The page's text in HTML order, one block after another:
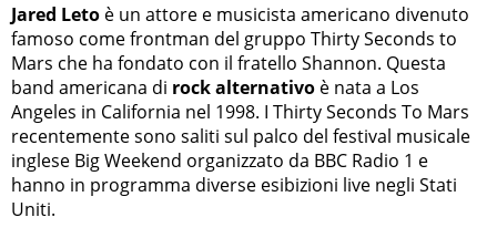
Jared Leto è un attore e musicista americano divenuto
famoso come frontman del gruppo Thirty Seconds to
Mars che ha fondato con il fratello Shannon. Questa
band americana di rock alternativo è nata a Los
Angeles in California nel 1998. I Thirty Seconds To Mars
recentemente sono saliti sul palco del festival musicale
inglese Big Weekend organizzato da BBC Radio 1 e
hanno in programma diverse esibizioni live negli Stati
Uniti.